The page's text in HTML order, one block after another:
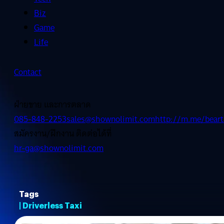
Biz
Game
Life
Contact
ฝ่ายขาย และการตลาด
085-848-2253sales@shownolimit.comhttp://m.me/
สมัครงาน/ฝึกงาน ติดต่อได้ที่
hr-ga@shownolimit.com
Tags
| Driverless Taxi